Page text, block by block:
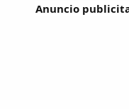
Anuncio